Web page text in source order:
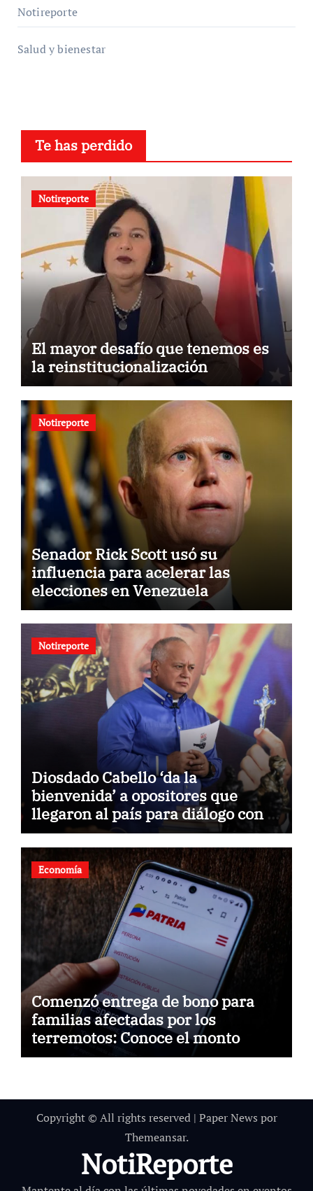
Notireporte
Salud y bienestar
Te has perdido
Notireporte
El mayor desafío que tenemos es
la reinstitucionalización
Notireporte
Senador Rick Scott usó su
influencia para acelerar las
elecciones en Venezuela
Notireporte
Diosdado Cabello ‘da la
bienvenida’ a opositores que
llegaron al país para diálogo con el
gobierno
Economía
Comenzó entrega de bono para
familias afectadas por los
terremotos: Conoce el monto
Copyright © All rights reserved | Paper News por
Themeansar.
NotiReporte